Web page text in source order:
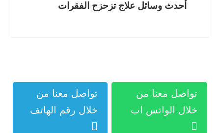
أحدث وسائل علاج تزحزح الفقرات
تواصل معنا من
خلال الواتس اب

تواصل معنا من
خلال رقم الهاتف
